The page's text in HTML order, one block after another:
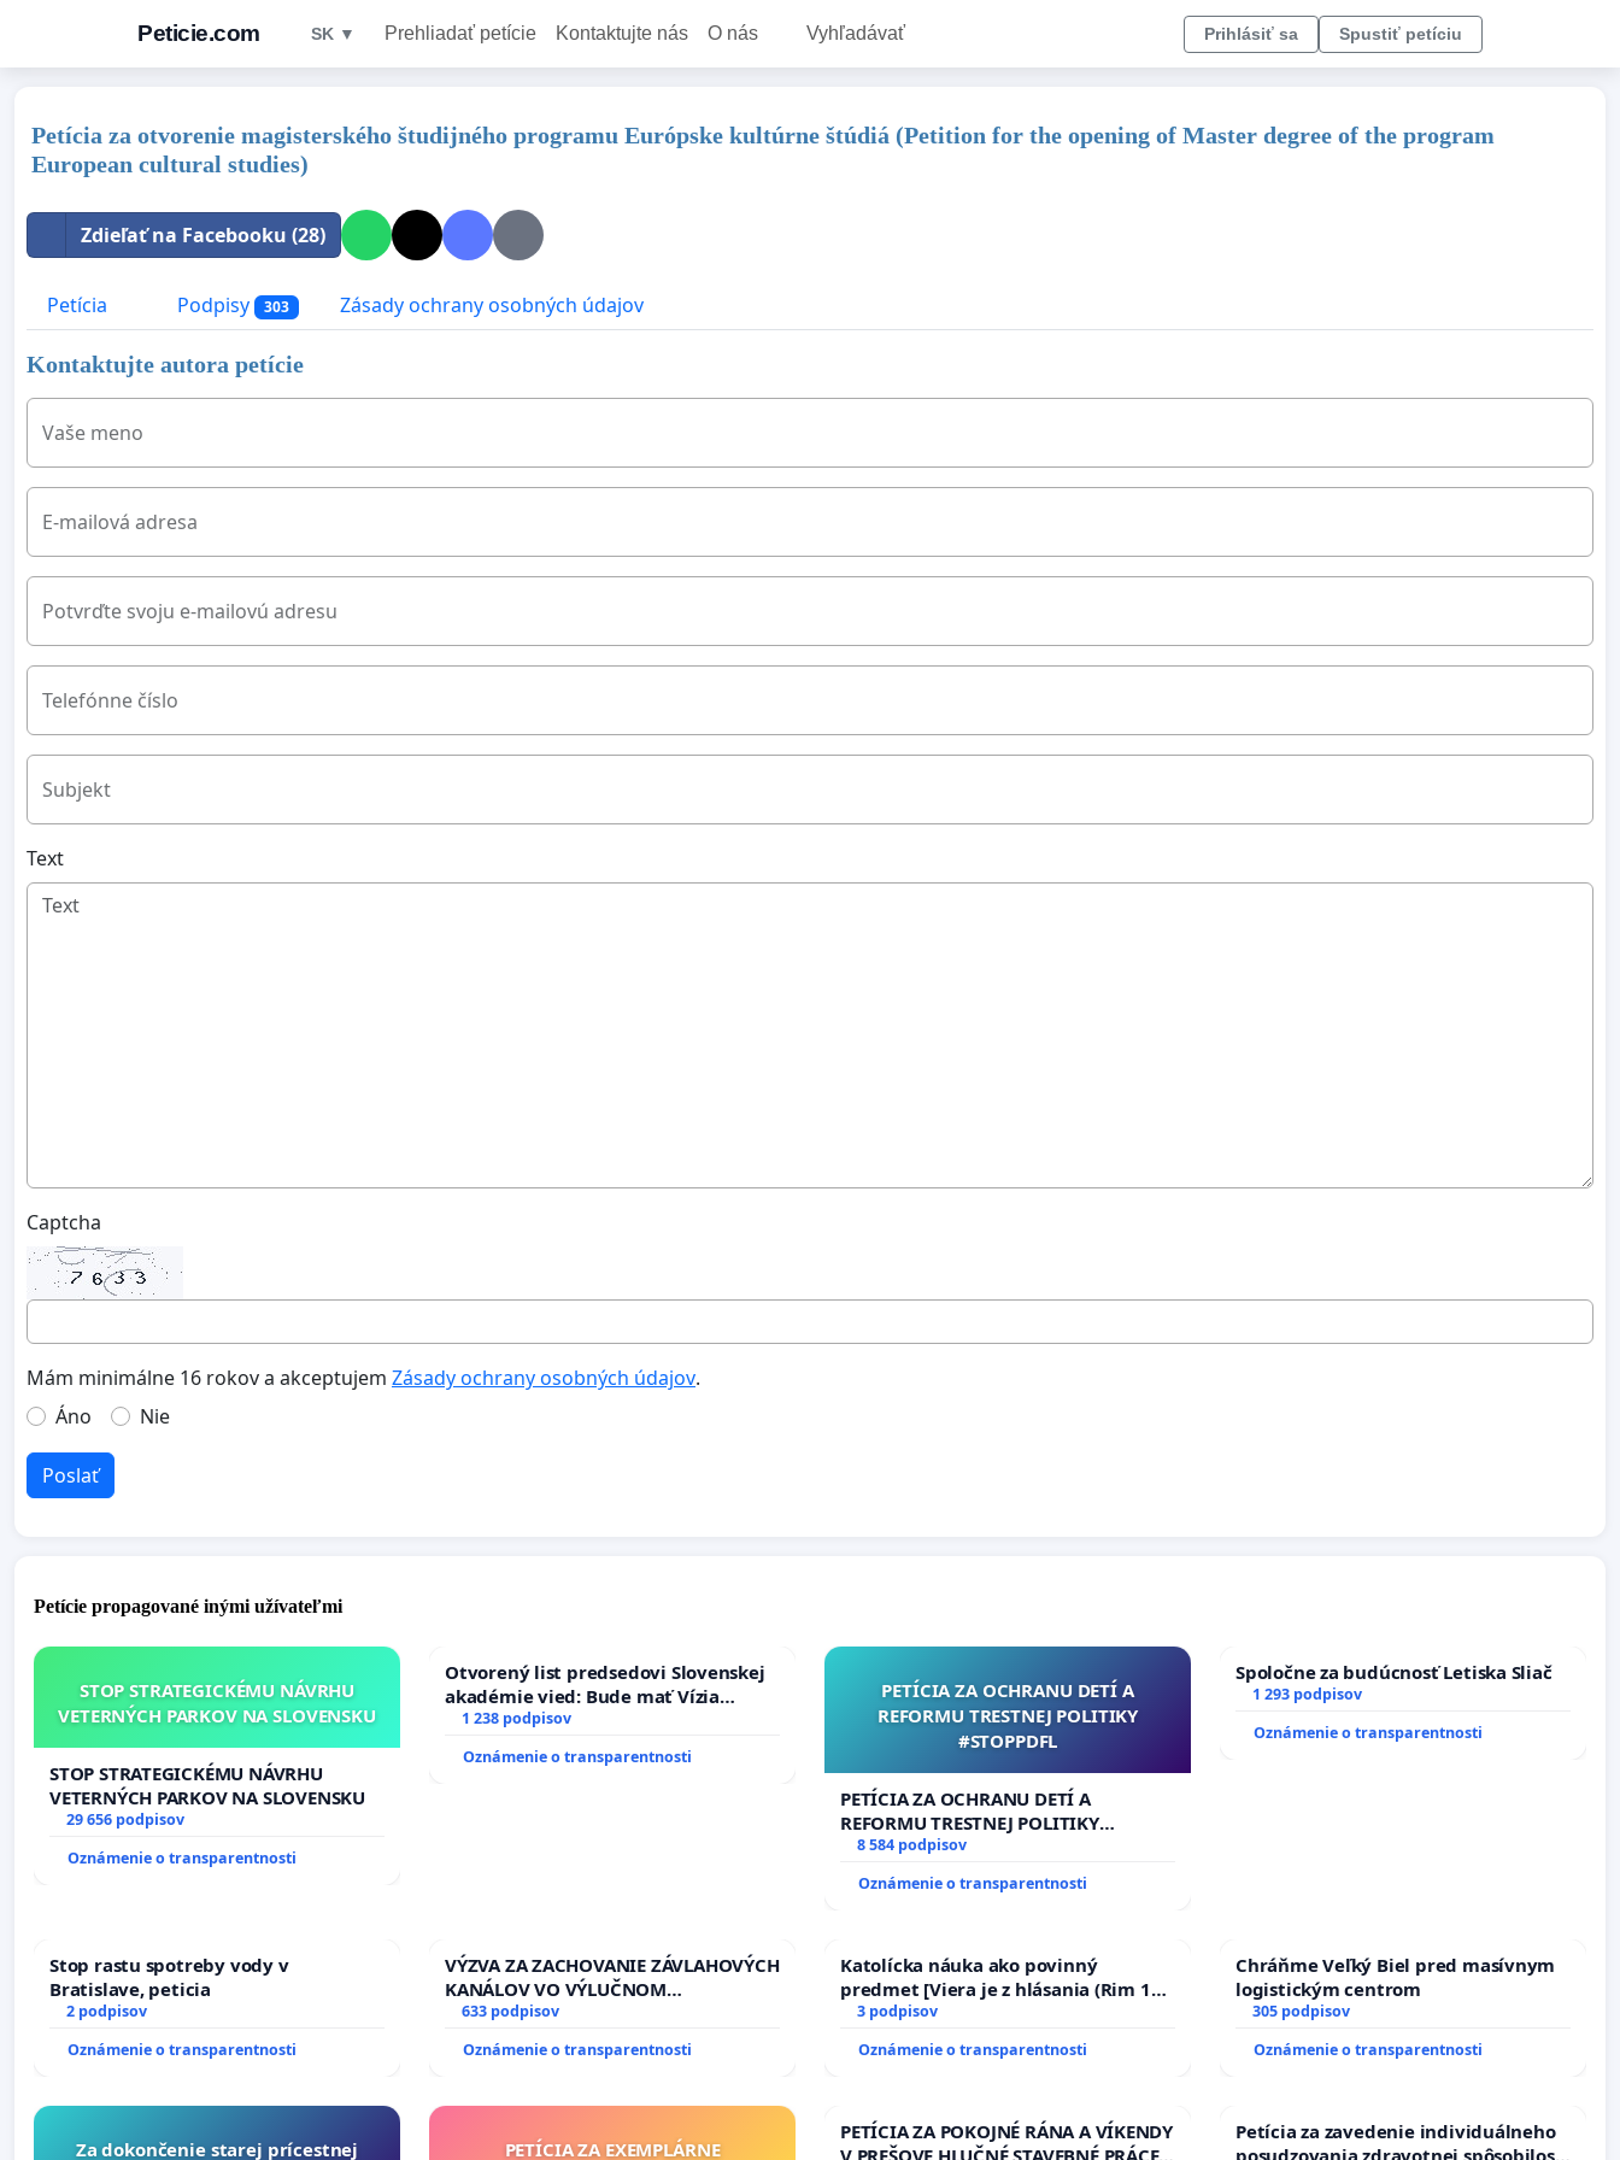
Peticie.com SK ▼ Prehliadať petície Kontaktujte nás O nás Vyhľadávať Prihlásiť sa Spustiť petíciu
Petícia za otvorenie magisterského študijného programu Európske kultúrne štúdiá (Petition for the opening of Master degree of the program
European cultural studies)
Zdieľať na Facebooku (28)
Petícia Podpisy 303 Zásady ochrany osobných údajov
Kontaktujte autora petície
Vaše meno
E-mailová adresa
Potvrďte svoju e-mailovú adresu
Telefónne číslo
Subjekt
Text
Captcha
Mám minimálne 16 rokov a akceptujem Zásady ochrany osobných údajov.
Áno
Nie
Poslať
Petície propagované inými užívateľmi
STOP STRATEGICKÉMU NÁVRHU
VETERNÝCH PARKOV NA SLOVENSKU
STOP STRATEGICKÉMU NÁVRHU
VETERNÝCH PARKOV NA SLOVENSKU
29 656 podpisov
Oznámenie o transparentnosti
Otvorený list predsedovi Slovenskej
akadémie vied: Bude mať Vízia
Slovenska 2040 mravnú chrbticu?
1 238 podpisov
Oznámenie o transparentnosti
PETÍCIA ZA OCHRANU DETÍ A
REFORMU TRESTNEJ POLITIKY
#STOPPDFL
PETÍCIA ZA OCHRANU DETÍ A
REFORMU TRESTNEJ POLITIKY
#STOPPDFL
8 584 podpisov
Oznámenie o transparentnosti
Spoločne za budúcnosť Letiska Sliač
1 293 podpisov
Oznámenie o transparentnosti
Stop rastu spotreby vody v
Bratislave, peticia
2 podpisov
Oznámenie o transparentnosti
VÝZVA ZA ZACHOVANIE ZÁVLAHOVÝCH
KANÁLOV VO VÝLUČNOM
VLASTNÍCTVE A POD KONTROLOU
riešenie zanedbaného stavu
kanálov na Slovensku
633 podpisov
Oznámenie o transparentnosti
Katolícka náuka ako povinný
predmet [Viera je z hlásania (Rim 10,
17)]
3 podpisov
Oznámenie o transparentnosti
Chráňme Veľký Biel pred masívnym
logistickým centrom
305 podpisov
Oznámenie o transparentnosti
Za dokončenie starej prícestnej
PETÍCIA ZA EXEMPLÁRNE
PETÍCIA ZA POKOJNÉ RÁNA A VÍKENDY
V PREŠOVE HLUČNÉ STAVEBNÉ PRÁCE
Petícia za zavedenie individuálneho
posudzovania zdravotnej spôsobilosti